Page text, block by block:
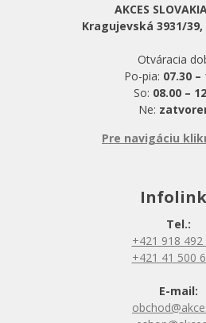
AKCES
Kragujevská 3931/39,
Otváracia
Po-pia: 07.30 –
So: 08.00 –
Ne:
Pre navigáciu
Tel.:
+421 918 492
+421 41 500
E-mail: